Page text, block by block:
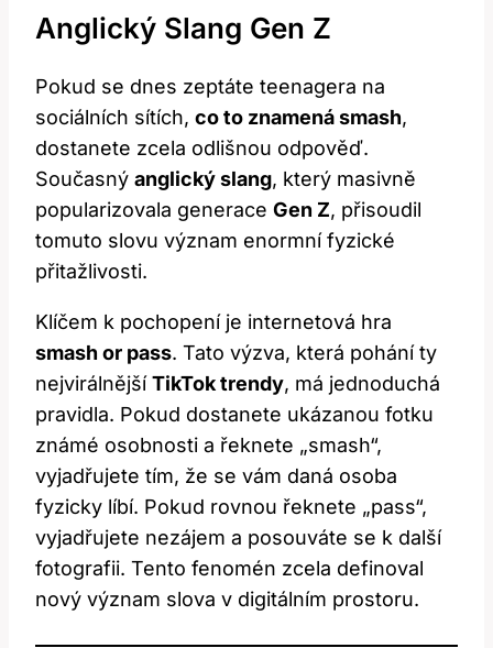
Anglický Slang Gen Z
Pokud se dnes zeptáte teenagera na
sociálních sítích, co to znamená smash,
dostanete zcela odlišnou odpověď.
Současný anglický slang, který masivně
popularizovala generace Gen Z, přisoudil
tomuto slovu význam enormní fyzické
přitažlivosti.
Klíčem k pochopení je internetová hra
smash or pass. Tato výzva, která pohání ty
nejvirálnějšíTikTok trendy, má jednoduchá
pravidla. Pokud dostanete ukázanou fotku
známé osobnosti a řeknete „smash“,
vyjadřujete tím, že se vám daná osoba
fyzicky líbí. Pokud rovnou řeknete „pass“,
vyjadřujete nezájem a posouváte se k další
fotografii. Tento fenomén zcela definoval
nový význam slova v digitálním prostoru.